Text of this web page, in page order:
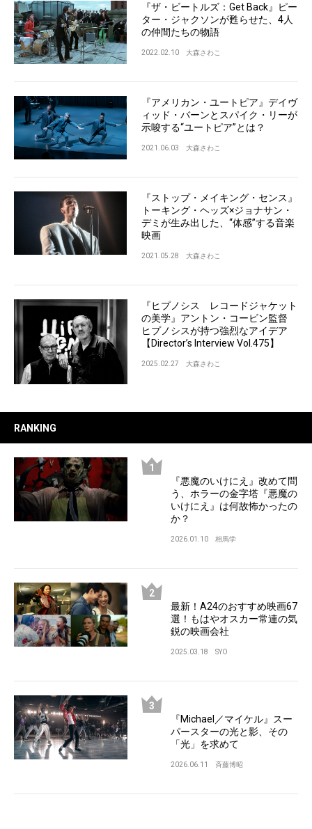
『ザ・ビートルズ：Get Back』ピー
ター・ジャクソンが甦らせた、4人
の仲間たちの物語
2022.02.10 大森さわこ
『アメリカン・ユートピア』デイヴ
ィッド・バーンとスパイク・リーが
示唆する“ユートピア”とは？
2021.06.03 大森さわこ
『ストップ・メイキング・センス』
トーキング・ヘッズ×ジョナサン・
デミが生み出した、“体感”する音楽
映画
2021.05.28 大森さわこ
『ヒプノシス レコードジャケット
の美学』アントン・コービン監督
ヒプノシスが持つ強烈なアイデア
【Director’s Interview Vol.475】
2025.02.27 大森さわこ
RANKING
『悪魔のいけにえ』改めて問
う、ホラーの金字塔『悪魔の
いけにえ』は何故怖かったの
か？
2026.01.10 相馬学
最新！A24のおすすめ映画67
選！もはやオスカー常連の気
鋭の映画会社
2025.03.18 SYO
『Michael／マイケル』スー
パースターの光と影、その
「光」を求めて
2026.06.11 斉藤博昭